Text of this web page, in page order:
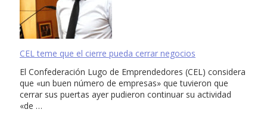
CEL teme que el cierre pueda cerrar negocios
El Confederación Lugo de Emprendedores (CEL) considera
que «un buen número de empresas» que tuvieron que
cerrar sus puertas ayer pudieron continuar su actividad
«de …